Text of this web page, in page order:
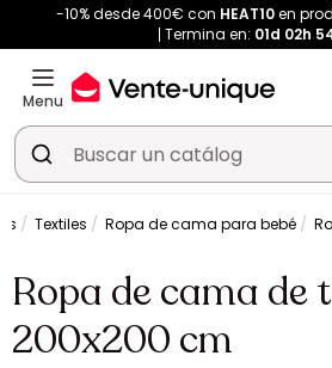
-10% desde 400€ con HEAT10en
Termina en: 01d 02h
Menu
Textiles Ropa de cama para bebé
Ropa de cama de
200x200 cm